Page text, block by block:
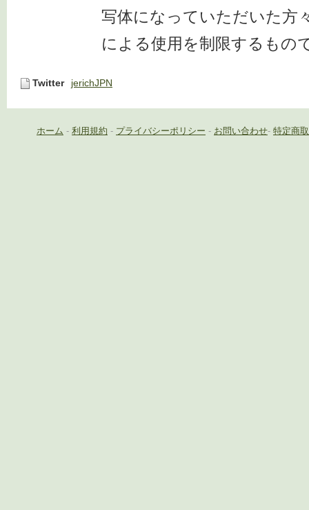
写体になっていただいた方
による使用を制限するもの
Twitter jerichJPN
ホーム - 利用規約 - プライバシーポリシー - お問い合わせ- 特定商